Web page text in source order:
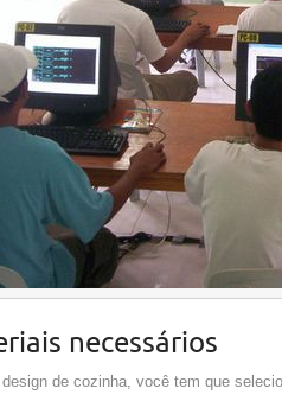
necessários
de cozinha, você tem que